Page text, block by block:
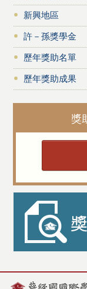
新興地區
許－孫獎學金
歷年獎助名單
歷年獎助成果
獎